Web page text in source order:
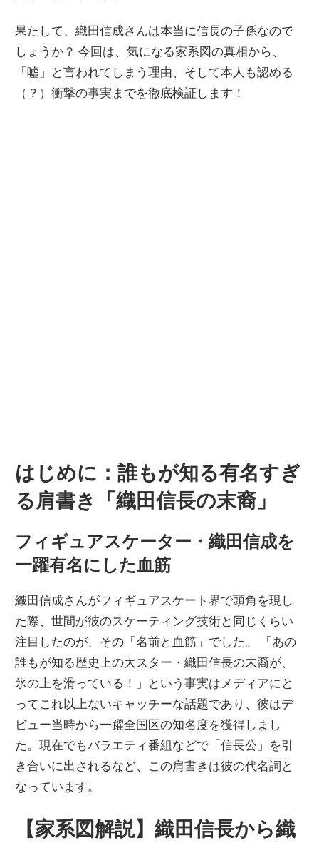
果たして、織田信成さんは本当に信長の子孫なので
しょうか？ 今回は、気になる家系図の真相から、
「嘘」と言われてしまう理由、そして本人も認める
（？）衝撃の事実までを徹底検証します！
はじめに：誰もが知る有名すぎ
る肩書き「織田信長の末裔」
フィギュアスケーター・織田信成を
一躍有名にした血筋
織田信成さんがフィギュアスケート界で頭角を現し
た際、世間が彼のスケーティング技術と同じくらい
注目したのが、その「名前と血筋」でした。 「あの
誰もが知る歴史上の大スター・織田信長の末裔が、
氷の上を滑っている！」という事実はメディアにと
ってこれ以上ないキャッチーな話題であり、彼はデ
ビュー当時から一躍全国区の知名度を獲得しまし
た。現在でもバラエティ番組などで「信長公」を引
き合いに出されるなど、この肩書きは彼の代名詞と
なっています。
【家系図解説】織田信長から織